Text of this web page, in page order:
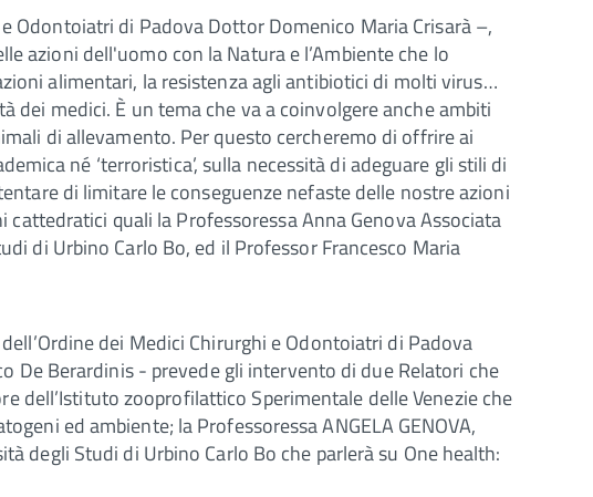
Odontoiatri di Padova Dottor Domenico Maria Crisarà –,
azioni dell'uomo con la Natura e l’Ambiente che lo
alimentari, la resistenza agli antibiotici di molti virus…
medici. È un tema che va a coinvolgere anche ambiti
di allevamento. Per questo cercheremo di offrire ai
né ‘terroristica’, sulla necessità di adeguare gli stili di
di limitare le conseguenze nefaste delle nostre azioni
quali la Professoressa Anna Genova Associata
di Urbino Carlo Bo, ed il Professor Francesco Maria
dei Medici Chirurghi e Odontoiatri di Padova
De Berardinis - prevede gli intervento di due Relatori che
dell’Istituto zooprofilattico Sperimentale delle Venezie che
ed ambiente; la Professoressa ANGELA GENOVA,
degli Studi di Urbino Carlo Bo che parlerà su One health: